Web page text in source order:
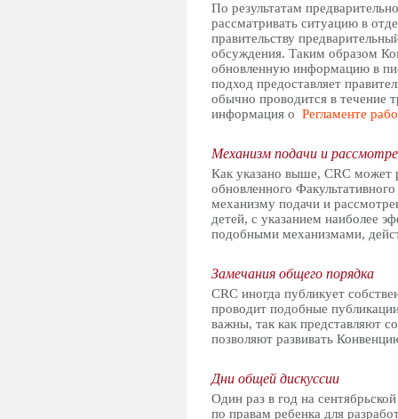
По результатам
рассматривать ситуацию в
правительству
обсуждения. Таким образом
обновленную информацию в
подход предоставляет
обычно проводится в течение
информация о Регламенте
Механизм подачи и
Как указано выше, CRC может
обновленного
механизму подачи и
детей, с указанием наиболее
подобными механизмами,
Замечания общего порядка
CRC иногда публикует
проводит подобные
важны, так как представляют
позволяют развивать
Дни общей дискуссии
Один раз в год на
по правам ребенка для